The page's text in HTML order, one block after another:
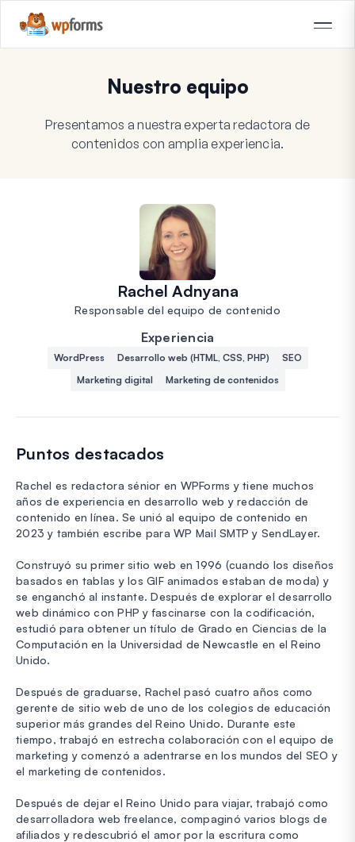
Nuestro equipo
Presentamos a nuestra experta redactora de
contenidos con amplia experiencia.
Rachel Adnyana
Responsable del equipo de contenido
Experiencia
WordPress Desarrollo web (HTML, CSS, PHP)
SEO
Marketing digital
Marketing de contenidos
Puntos destacados
Rachel es redactora sénior en WPForms y tiene muchos
años de experiencia en desarrollo web y redacción de
contenido en línea. Se unió al equipo de contenido en
2023 y también escribe para WP Mail SMTP y SendLayer.
Construyó su primer sitio web en 1996 (cuando los diseños
basados en tablas y los GIF animados estaban de moda) y
se enganchó al instante. Después de explorar el desarrollo
web dinámico con PHP y fascinarse con la codificación,
estudió para obtener un título de Grado en Ciencias de la
Computación en la Universidad de Newcastle en el Reino
Unido.
Después de graduarse, Rachel pasó cuatro años como
gerente de sitio web de uno de los colegios de educación
superior más grandes del Reino Unido. Durante este
tiempo, trabajó en estrecha colaboración con el equipo de
marketing y comenzó a adentrarse en los mundos del SEO y
el marketing de contenidos.
Después de dejar el Reino Unido para viajar, trabajó como
desarrolladora web freelance, compaginó varios blogs de
afiliados y redescubrió el amor por la escritura como